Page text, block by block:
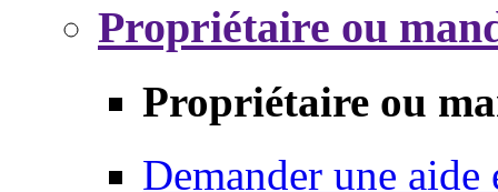
Propriétaire ou
Propriétaire ou
Demander une aide